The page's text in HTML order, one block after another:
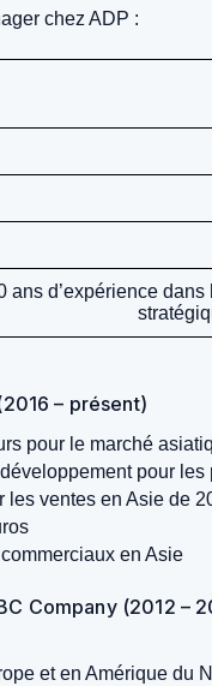
chez ADP :
ans d’expérience
– présent)
pour le marché
pour
les ventes en Asie de
en Asie
Company (2012 –
et en Amérique du